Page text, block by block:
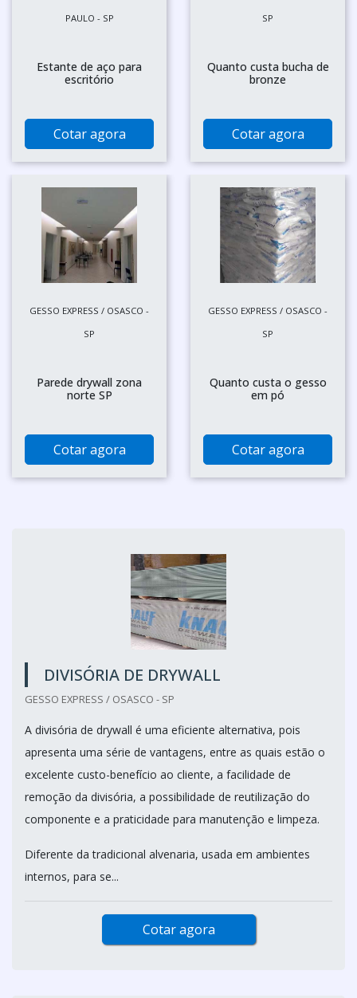
PAULO - SP
Estante de aço para
escritório
Cotar agora
SP
Quanto custa bucha de
bronze
Cotar agora
GESSO EXPRESS / OSASCO -
SP
Parede drywall zona
norte SP
Cotar agora
GESSO EXPRESS / OSASCO -
SP
Quanto custa o gesso
em pó
Cotar agora
DIVISÓRIA DE DRYWALL
GESSO EXPRESS / OSASCO - SP
A divisória de drywall é uma eficiente alternativa, pois
apresenta uma série de vantagens, entre as quais estão o
excelente custo-benefício ao cliente, a facilidade de
remoção da divisória, a possibilidade de reutilização do
componente e a praticidade para manutenção e limpeza.
Diferente da tradicional alvenaria, usada em ambientes
internos, para se...
Cotar agora